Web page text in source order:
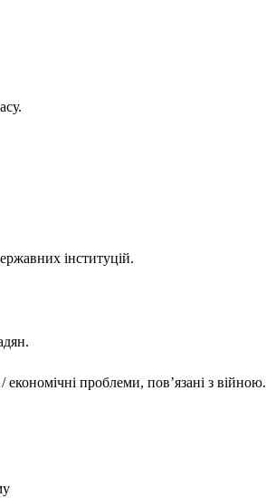
інституцій.
економічні проблеми, повʼязані з війною.